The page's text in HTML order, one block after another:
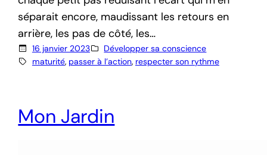
séparait encore, maudissant les retours en
arrière, les pas de côté, les…
16 janvier 2023
Développer sa conscience
maturité, passer à l’action, respecter son rythme
Mon Jardin